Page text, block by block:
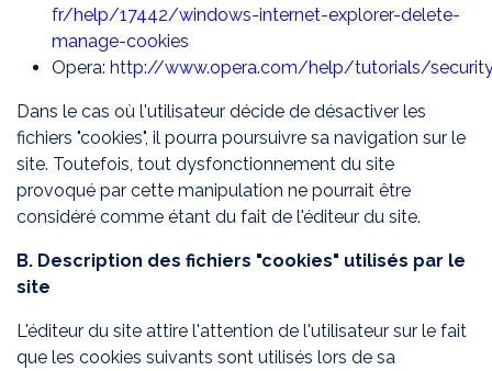
fr/help/17442/windows-internet-explorer-delete-
manage-cookies
Opera: http://www.opera.com/help/tutorials/
Dans le cas où l'utilisateur décide de désactiver les
fichiers "cookies", il pourra poursuivre sa navigation sur le
site. Toutefois, tout dysfonctionnement du site
provoqué par cette manipulation ne pourrait être
considéré comme étant du fait de l'éditeur du site.
B. Description des fichiers "cookies" utilisés par le
site
L'éditeur du site attire l'attention de l'utilisateur sur le fait
que les cookies suivants sont utilisés lors de sa